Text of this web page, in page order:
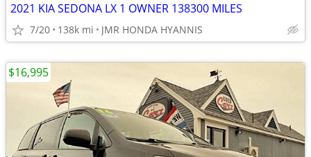
2021 KIA SEDONA LX 1 OWNER 138300 MILES
7/20 138k mi JMR HONDA HYANNIS
$16,995